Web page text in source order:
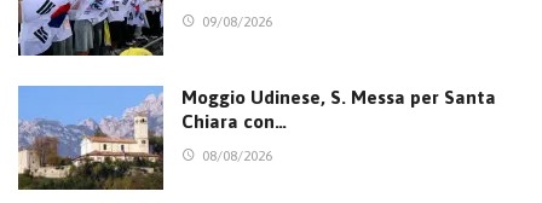
09/08/2026
Moggio Udinese, S. Messa per Santa
Chiara con…
08/08/2026